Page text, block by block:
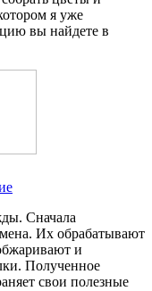
я уже
вы найдете в
Сначала
Их обрабатывают
и
Полученное
свои полезные